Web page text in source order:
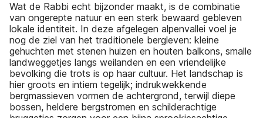
Wat de Rabbi echt bijzonder maakt, is de combinatie
van ongerepte natuur en een sterk bewaard gebleven
lokale identiteit. In deze afgelegen alpenvallei voel je
nog de ziel van het traditionele bergleven: kleine
gehuchten met stenen huizen en houten balkons, smalle
landweggetjes langs weilanden en een vriendelijke
bevolking die trots is op haar cultuur. Het landschap is
hier groots en intiem tegelijk; indrukwekkende
bergmassieven vormen de achtergrond, terwijl diepe
bossen, heldere bergstromen en schilderachtige